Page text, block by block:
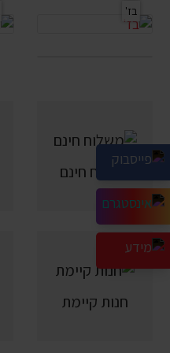
בז'
משלוח חינם
חנות קיימת